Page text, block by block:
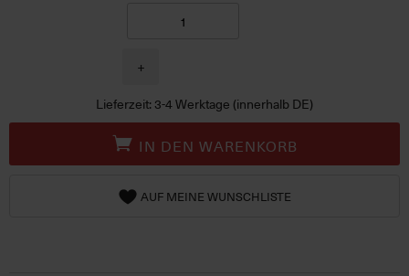
+
Lieferzeit: 3-4 Werktage (innerhalb DE)
IN DEN WARENKORB
AUF MEINE WUNSCHLISTE